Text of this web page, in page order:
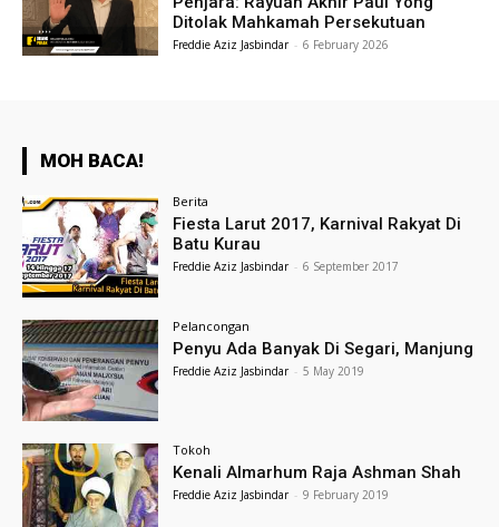
Ditolak Mahkamah Persekutuan
Freddie Aziz Jasbindar - 6 February 2026
MOH BACA!
Berita
Fiesta Larut 2017, Karnival Rakyat Di
Batu Kurau
Freddie Aziz Jasbindar - 6 September 2017
Pelancongan
Penyu Ada Banyak Di Segari, Manjung
Freddie Aziz Jasbindar - 5 May 2019
Tokoh
Kenali Almarhum Raja Ashman Shah
Freddie Aziz Jasbindar - 9 February 2019